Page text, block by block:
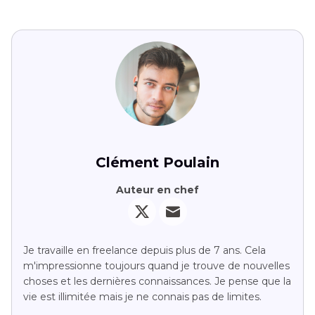
Clément Poulain
Auteur en chef
Je travaille en freelance depuis plus de 7 ans. Cela
m'impressionne toujours quand je trouve de nouvelles
choses et les dernières connaissances. Je pense que la
vie est illimitée mais je ne connais pas de limites.